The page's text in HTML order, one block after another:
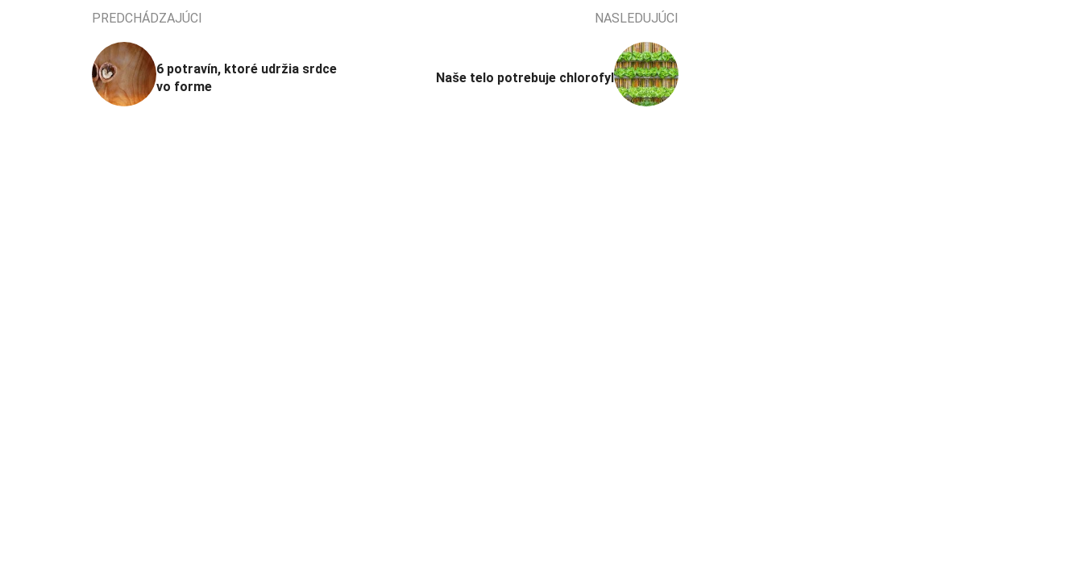
PREDCHÁDZAJÚCI
6 potravín, ktoré udržia srdce
vo forme
NASLEDUJÚCI
Naše telo potrebuje chlorofyl